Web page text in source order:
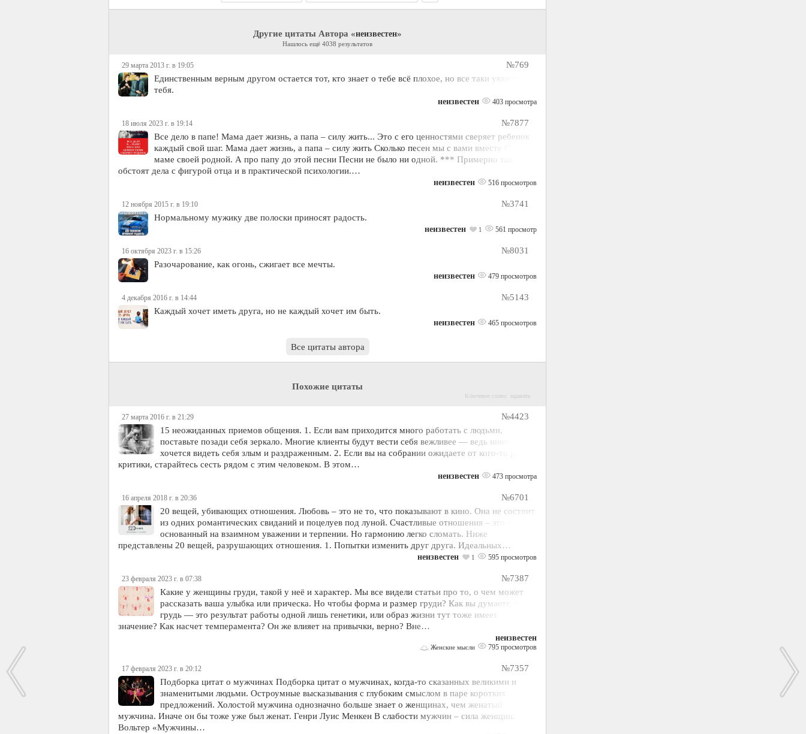
Другие цитаты Автора «неизвестен»
Нашлось ещё 4038 результатов
29 марта 2013 г. в 19:05
№769
Единственным верным другом остается тот, кто знает о тебе всё плохое, но все таки уважает
тебя.
неизвестен 403 просмотра
18 июля 2023 г. в 19:14
№7877
Все дело в папе! Мама дает жизнь, а папа – силу жить... Это с его ценностями сверяет ребенок
каждый свой шаг. Мама дает жизнь, а папа – силу жить Сколько песен мы с вами вместе Спели
маме своей родной. А про папу до этой песни Песни не было ни одной. *** Примерно так
обстоят дела с фигурой отца и в практической психологии.…
неизвестен 516 просмотров
12 ноября 2015 г. в 19:10
№3741
Нормальному мужику две полоски приносят радость.
неизвестен 1 561 просмотр
16 октября 2023 г. в 15:26
№8031
Разочарование, как огонь, сжигает все мечты.
неизвестен 479 просмотров
4 декабря 2016 г. в 14:44
№5143
Каждый хочет иметь друга, но не каждый хочет им быть.
неизвестен 465 просмотров
Все цитаты автора
Похожие цитаты
Ключевое слово: задавать
27 марта 2016 г. в 21:29
№4423
15 неожиданных приемов общения. 1. Если вам приходится много работать с людьми,
поставьте позади себя зеркало. Многие клиенты будут вести себя вежливее — ведь никому не
хочется видеть себя злым и раздраженным. 2. Если вы на собрании ожидаете от кого-то резкой
критики, старайтесь сесть рядом с этим человеком. В этом…
неизвестен 473 просмотра
16 апреля 2018 г. в 20:36
№6701
20 вещей, убивающих отношения. Любовь – это не то, что показывают в кино. Она не состоит
из одних романтических свиданий и поцелуев под луной. Счастливые отношения – это труд,
основанный на взаимном уважении и терпении. Но гармонию легко сломать. Ниже
представлены 20 вещей, разрушающих отношения. 1. Попытки изменить друг друга. Идеальных…
неизвестен 1 595 просмотров
23 февраля 2023 г. в 07:38
№7387
Какие у женщины груди, такой у неё и характер. Мы все видели статьи про то, о чем может
рассказать ваша улыбка или прическа. Но чтобы форма и размер груди? Как вы думаете, ваша
грудь — это результат работы одной лишь генетики, или образ жизни тут тоже имеет
значение? Как насчет темперамента? Он же влияет на привычки, верно? Вне…
неизвестен
Женские мысли 795 просмотров
17 февраля 2023 г. в 20:12
№7357
Подборка цитат о мужчинах Подборка цитат о мужчинах, когда-то сказанных великими и
знаменитыми людьми. Остроумные высказывания с глубоким смыслом в паре коротких
предложений. Холостой мужчина однозначно больше знает о женщинах, чем женатый
мужчина. Иначе он бы тоже уже был женат. Генри Луис Менкен В слабости мужчин – сила женщин.
Вольтер «Мужчины…